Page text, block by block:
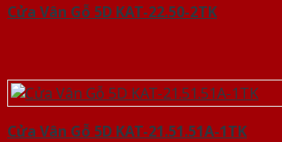
Cửa Vân Gỗ 5D KAT-22.50-2TK
Cửa Vân Gỗ 5D KAT-21.51.51A-1TK